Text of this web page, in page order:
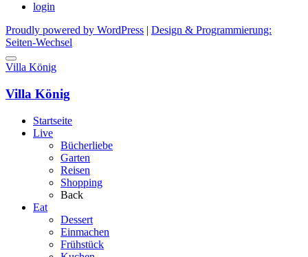
login
Proudly powered by WordPress
Design & Programmierung:
Seiten-Wechsel
Villa König
Villa König
Startseite
Live
Bücherliebe
Garten
Reisen
Shopping
Back
Eat
Dessert
Einmachen
Frühstück